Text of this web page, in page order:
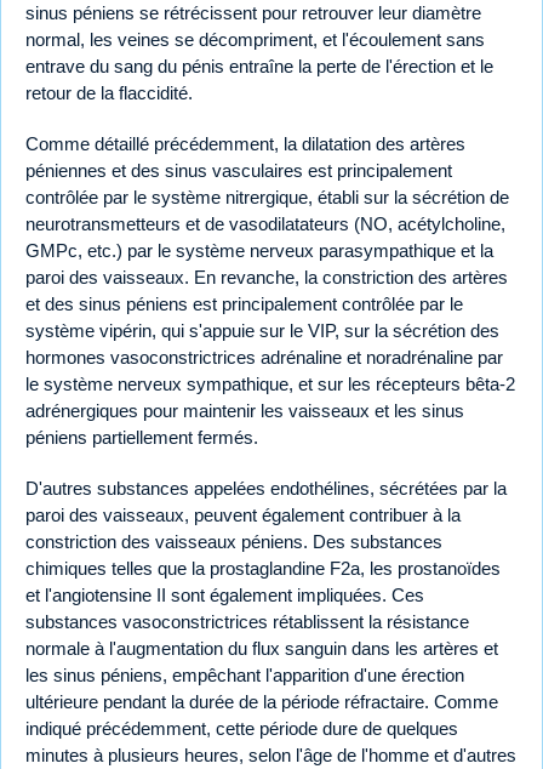
sinus péniens se rétrécissent pour retrouver leur diamètre
normal, les veines se décompriment, et l'écoulement sans
entrave du sang du pénis entraîne la perte de l'érection et le
retour de la flaccidité.
Comme détaillé précédemment, la dilatation des artères
péniennes et des sinus vasculaires est principalement
contrôlée par le système nitrergique, établi sur la sécrétion de
neurotransmetteurs et de vasodilatateurs (NO, acétylcholine,
GMPc, etc.) par le système nerveux parasympathique et la
paroi des vaisseaux. En revanche, la constriction des artères
et des sinus péniens est principalement contrôlée par le
système vipérin, qui s'appuie sur le VIP, sur la sécrétion des
hormones vasoconstrictrices adrénaline et noradrénaline par
le système nerveux sympathique, et sur les récepteurs bêta-2
adrénergiques pour maintenir les vaisseaux et les sinus
péniens partiellement fermés.
D'autres substances appelées endothélines, sécrétées par la
paroi des vaisseaux, peuvent également contribuer à la
constriction des vaisseaux péniens. Des substances
chimiques telles que la prostaglandine F2a, les prostanoïdes
et l'angiotensine II sont également impliquées. Ces
substances vasoconstrictrices rétablissent la résistance
normale à l'augmentation du flux sanguin dans les artères et
les sinus péniens, empêchant l'apparition d'une érection
ultérieure pendant la durée de la période réfractaire. Comme
indiqué précédemment, cette période dure de quelques
minutes à plusieurs heures, selon l'âge de l'homme et d'autres